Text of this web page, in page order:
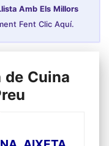
una aigua
600 mm de
38 mm. Amb
la teva
alt.
Amb Els Millors
Fent Clic Aquí.
de Cuina